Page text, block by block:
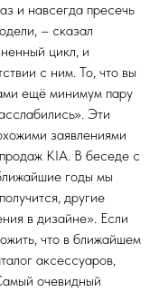
и навсегда пресечь
– сказал
цикл, и
с ним. То, что вы
ещё минимум пару
Эти
заявлениями
KIA. В беседе с
годы мы
другие
в дизайне». Если
что в ближайшем
аксессуаров,
очевидный